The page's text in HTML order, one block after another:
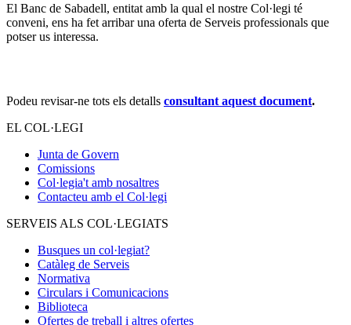
El Banc de Sabadell, entitat amb la qual el nostre Col·legi té
conveni, ens ha fet arribar una oferta de Serveis professionals que
potser us interessa.
Podeu revisar-ne tots els detalls consultant aquest document.
EL COL·LEGI
Junta de Govern
Comissions
Col·legia't amb nosaltres
Contacteu amb el Col·legi
SERVEIS ALS COL·LEGIATS
Busques un col·legiat?
Catàleg de Serveis
Normativa
Circulars i Comunicacions
Biblioteca
Ofertes de treball i altres ofertes